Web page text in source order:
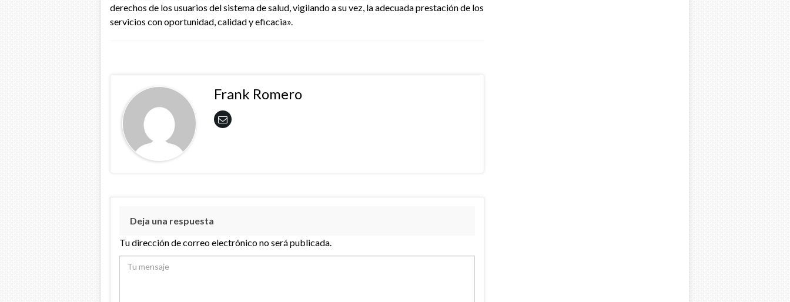
derechos de los usuarios del sistema de salud, vigilando a su vez, la adecuada prestación de los
servicios con oportunidad, calidad y eficacia».
Frank Romero
Deja una respuesta
Tu dirección de correo electrónico no será publicada.